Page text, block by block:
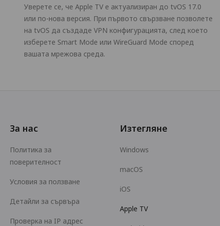
Уверете се, че Apple TV е актуализиран до tvOS 17.0
или по-нова версия. При първото свързване позволете
на tvOS да създаде VPN конфигурацията, след което
изберете Smart Mode или WireGuard Mode според
вашата мрежова среда.
За нас
Политика за
поверителност
Условия за ползване
Детайли за сървъра
Проверка на IP адрес
Изтегляне
Windows
macOS
iOS
Apple TV